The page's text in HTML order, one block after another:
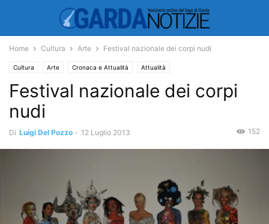
Home Cultura Arte Festival nazionale dei corpi nudi
Cultura Arte Cronaca e Attualità Attualità
Festival nazionale dei corpi
nudi
Di Luigi Del Pozzo - 12 Luglio 2013 152